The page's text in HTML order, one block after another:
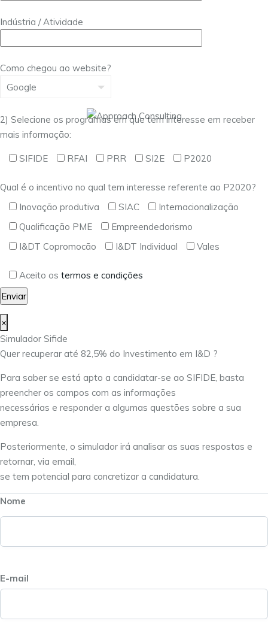
Indústria / Atividade
Como chegou ao website?
2) Selecione os programas em que tem interesse em receber
mais informação:
SIFIDE RFAI PRR SI2E P2020
Qual é o incentivo no qual tem interesse referente ao P2020?
Inovação produtiva
SIAC
Internacionalização
Qualificação PME
Empreendedorismo
I&DT Copromocão
I&DT Individual Vales
Aceito os termos e condições
×
Simulador Sifide
Quer recuperar até 82,5% do Investimento em I&D ?
Para saber se está apto a candidatar-se ao SIFIDE, basta
preencher os campos com as informações
necessárias e responder a algumas questões sobre a sua
empresa.
Posteriormente, o simulador irá analisar as suas respostas e
retornar, via email,
se tem potencial para concretizar a candidatura.
Nome
E-mail